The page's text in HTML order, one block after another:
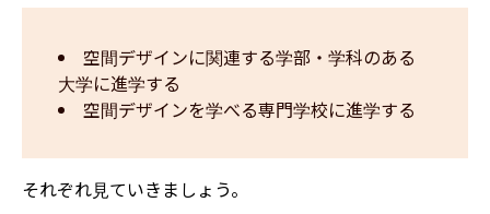
空間デザインに関連する学部・学科のある
大学に進学する
空間デザインを学べる専門学校に進学する
それぞれ見ていきましょう。